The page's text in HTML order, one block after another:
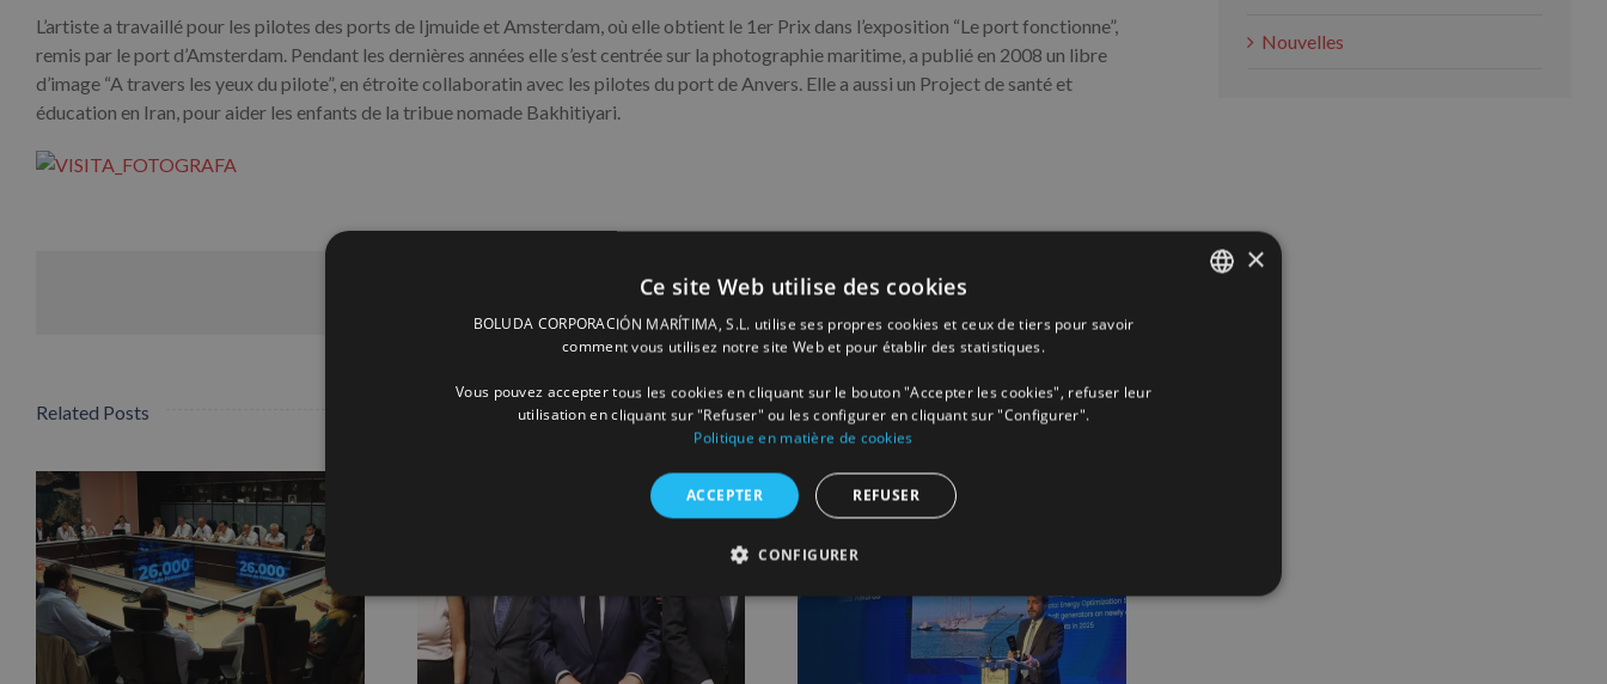
L’artiste a travaillé pour les pilotes des ports de Ijmuide et Amsterdam, où elle obtient le 1er Prix dans l’exposition “Le port fonctionne”,
remis par le port d’Amsterdam. Pendant les dernières années elle s’est centrée sur la photographie maritime, a publié en 2008 un libre
d’image “A travers les yeux du pilote”, en étroite collaboratin avec les pilotes du port de Anvers. Elle a aussi un Project de santé et
éducation en Iran, pour aider les enfants de la tribue nomade Bakhitiyari.
Facebook
X
Related Posts
Nouvelles
×
Ce site Web utilise des cookies
BOLUDA CORPORACIÓN MARÍTIMA, S.L. utilise ses propres cookies et ceux de tiers pour savoir
comment vous utilisez notre site Web et pour établir des statistiques.
Vous pouvez accepter tous les cookies en cliquant sur le bouton "Accepter les cookies", refuser leur
utilisation en cliquant sur "Refuser" ou les configurer en cliquant sur "Configurer".
Politique en matière de cookies
ACCEPTER REFUSER
CONFIGURER